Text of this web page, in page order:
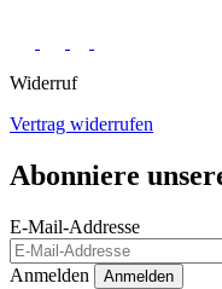
Widerruf
Vertrag widerrufen
Abonniere
E-Mail-Addresse
Anmelden Anmelden